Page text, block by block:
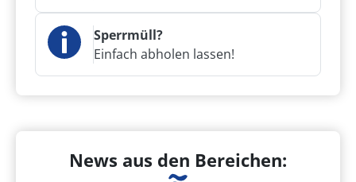
Sperrmüll?
Einfach abholen lassen!
News aus den Bereichen: